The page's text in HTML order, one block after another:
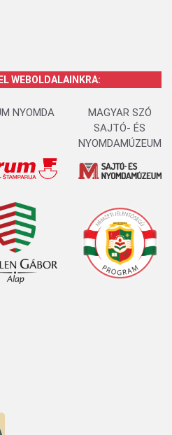
WEBOLDALAINKRA:
NYOMDA
MAGYAR SZÓ
SAJTÓ- ÉS
NYOMDAMÚZEUM